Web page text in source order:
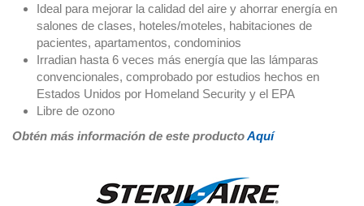
Ideal para mejorar la calidad del aire y ahorrar energía en
salones de clases, hoteles/moteles, habitaciones de
pacientes, apartamentos, condominios
Irradian hasta 6 veces más energía que las lámparas
convencionales, comprobado por estudios hechos en
Estados Unidos por Homeland Security y el EPA
Libre de ozono
Obtén más información de este productoAquí